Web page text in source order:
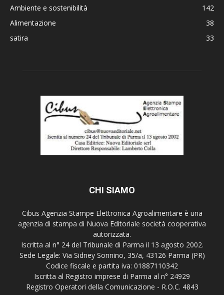
Ambiente e sostenibilità
142
Alimentazione
38
satira
33
CHI SIAMO
Cibus Agenzia Stampe Elettronica Agroalimentare è una
agenzia di stampa di Nuova Editoriale società cooperativa
autorizzata.
Iscritta al n° 24 del Tribunale di Parma il 13 agosto 2002.
Sede Legale: Via Sidney Sonnino, 35/a, 43126 Parma (PR)
Codice fiscale e partita iva: 01887110342
Iscritta al Registro imprese di Parma al n° 24929
Registro Operatori della Comunicazione - R.O.C. 4843